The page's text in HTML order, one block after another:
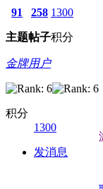
91
主题
258
帖子
1300
积分
金牌用户
积分
1300
发消息